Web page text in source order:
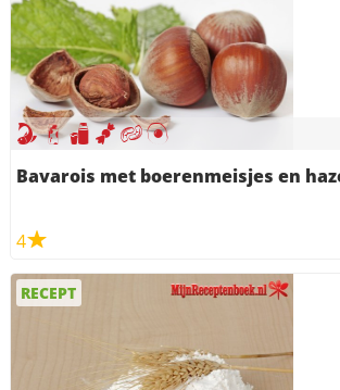
Bavarois met boerenmeisjes en
4
RECEPT